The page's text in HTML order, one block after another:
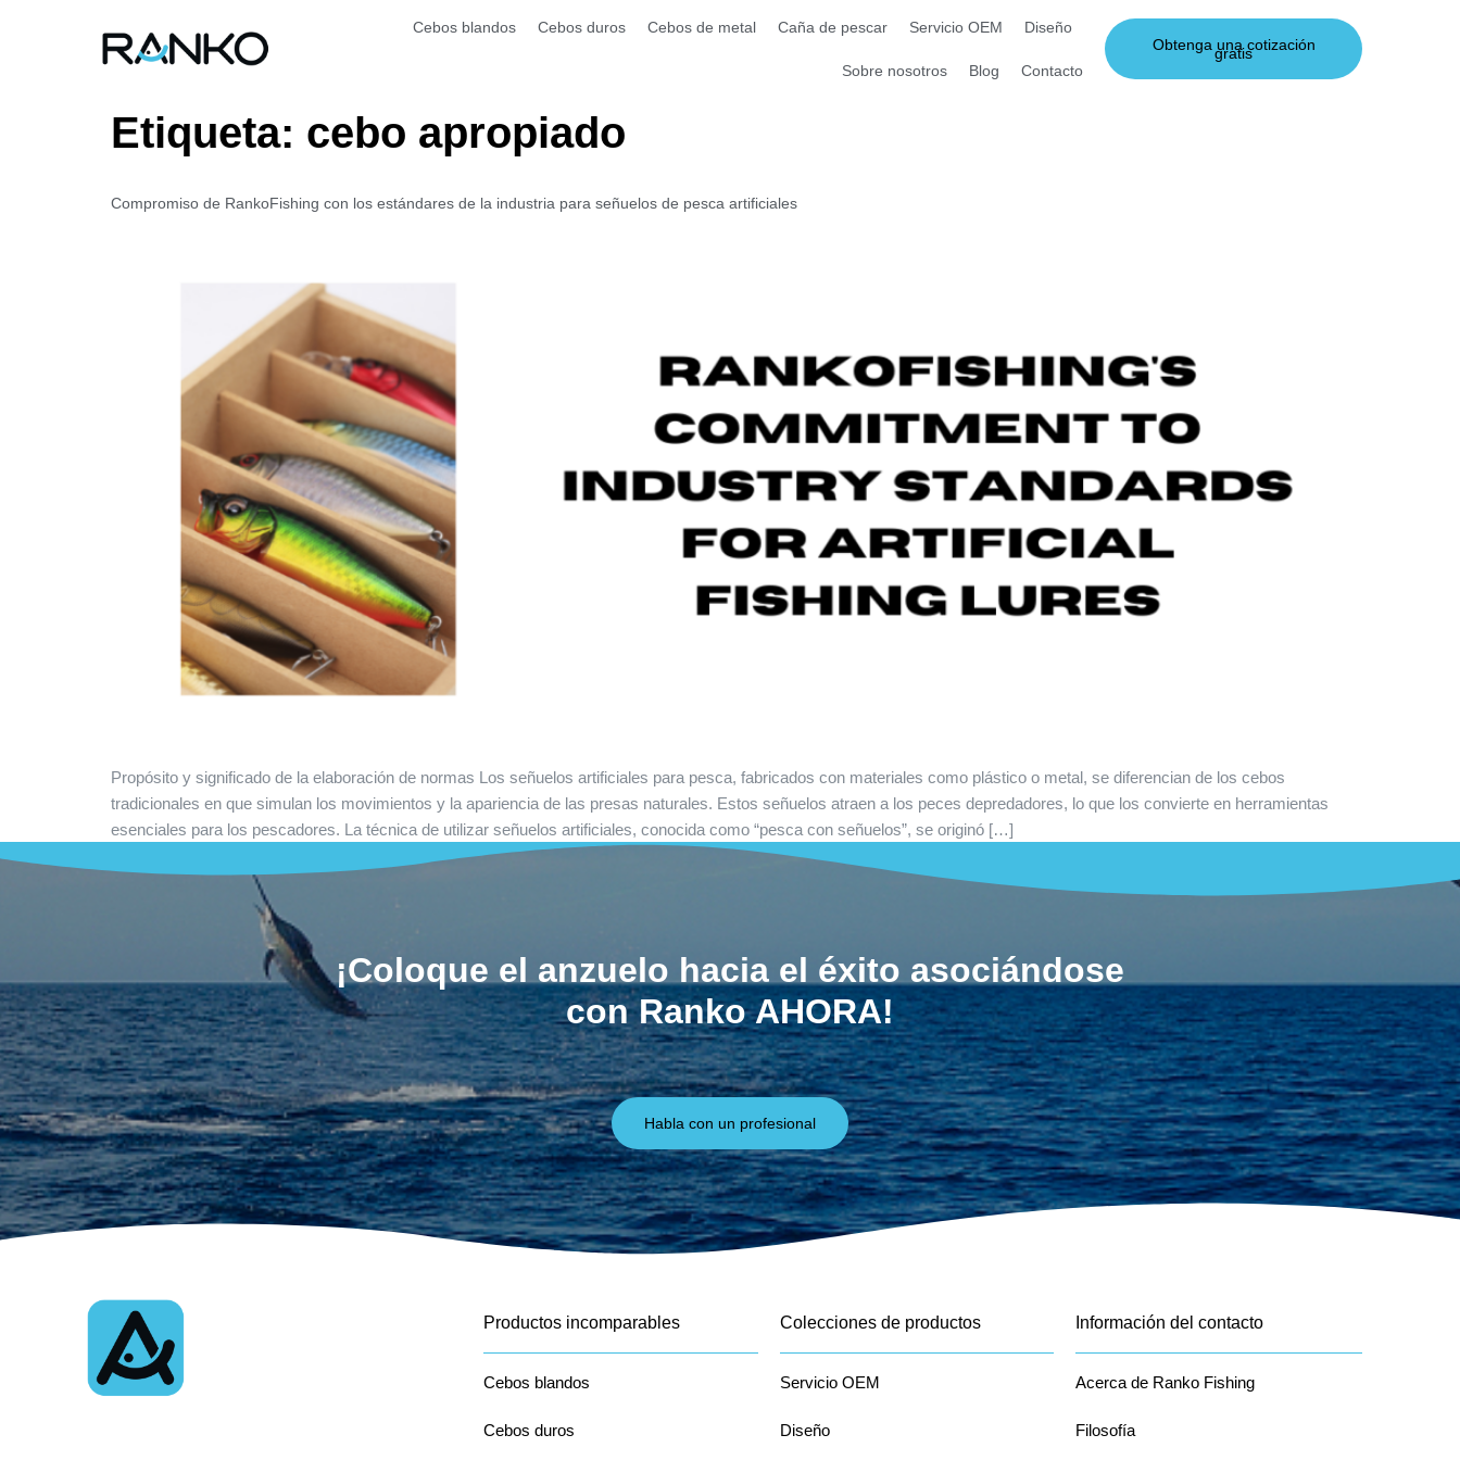
Cebos blandos Cebos duros Cebos de metal Caña de pescar Servicio OEM Diseño
Sobre nosotros Blog Contacto
Obtenga una cotización
gratis
Etiqueta: cebo apropiado
Compromiso de RankoFishing con los estándares de la industria para señuelos de pesca artificiales
Propósito y significado de la elaboración de normas Los señuelos artificiales para pesca, fabricados con materiales como plástico o metal, se diferencian de los cebos
tradicionales en que simulan los movimientos y la apariencia de las presas naturales. Estos señuelos atraen a los peces depredadores, lo que los convierte en herramientas
esenciales para los pescadores. La técnica de utilizar señuelos artificiales, conocida como “pesca con señuelos”, se originó […]
¡Coloque el anzuelo hacia el éxito asociándose
con Ranko AHORA!
Habla con un profesional
Productos incomparables
Cebos blandos
Cebos duros
Colecciones de productos
Servicio OEM
Diseño
Información del contacto
Acerca de Ranko Fishing
Filosofía